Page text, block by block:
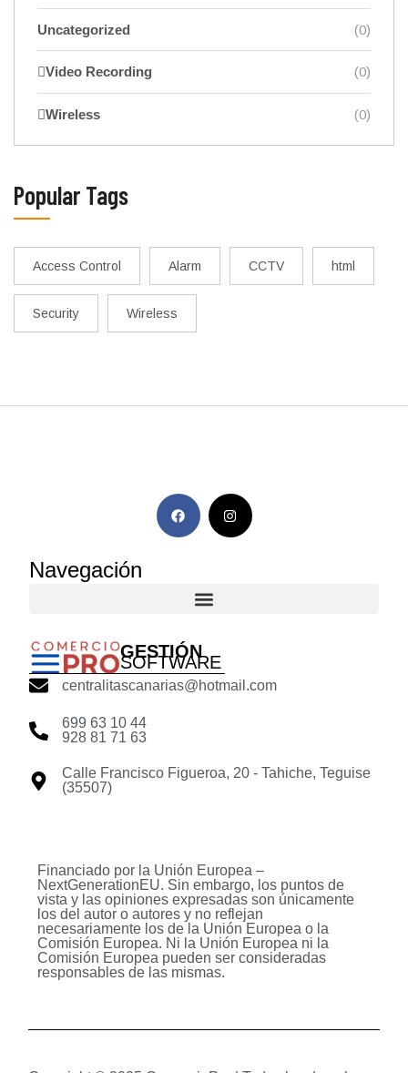
Uncategorized (0)
Video Recording (0)
Wireless (0)
Popular Tags
Access Control Alarm CCTV html
Security Wireless
Navegación
GESTIÓN
SOFTWARE
centralitascanarias@hotmail.com
699 63 10 44
928 81 71 63
Calle Francisco Figueroa, 20 - Tahiche, Teguise
(35507)
Financiado por la Unión Europea –
NextGenerationEU. Sin embargo, los puntos de
vista y las opiniones expresadas son únicamente
los del autor o autores y no reflejan
necesariamente los de la Unión Europea o la
Comisión Europea. Ni la Unión Europea ni la
Comisión Europea pueden ser consideradas
responsables de las mismas.